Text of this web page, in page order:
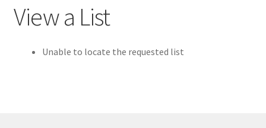
View a List
Unable to locate the requested list